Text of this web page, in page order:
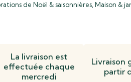
de Noël & saisonnières Maison &
La livraison est
effectuée chaque
mercredi
Livraison
partir